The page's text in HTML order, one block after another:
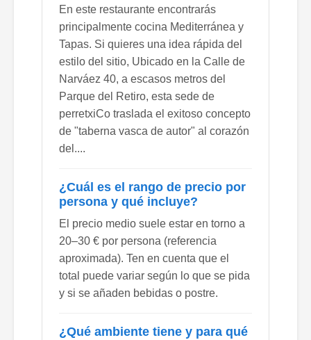
En este restaurante encontrarás
principalmente cocina Mediterránea y
Tapas. Si quieres una idea rápida del
estilo del sitio, Ubicado en la Calle de
Narváez 40, a escasos metros del
Parque del Retiro, esta sede de
perretxiCo traslada el exitoso concepto
de "taberna vasca de autor" al corazón
del....
¿Cuál es el rango de precio por
persona y qué incluye?
El precio medio suele estar en torno a
20–30 € por persona (referencia
aproximada). Ten en cuenta que el
total puede variar según lo que se pida
y si se añaden bebidas o postre.
¿Qué ambiente tiene y para qué